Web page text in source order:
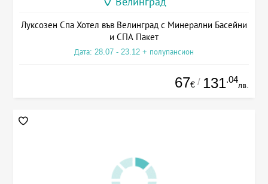
Луксозен Спа Хотел във Велинград с Минерални Басейни
и СПА Пакет
Дата: 28.07 - 23.12 + полупансион
67€ / 131.04
лв.